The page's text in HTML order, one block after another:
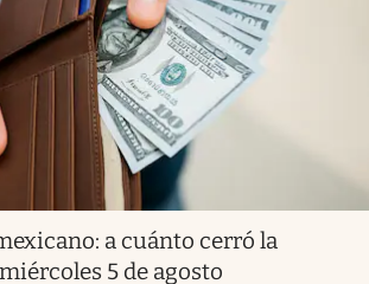
a cuánto cerró la
5 de agosto